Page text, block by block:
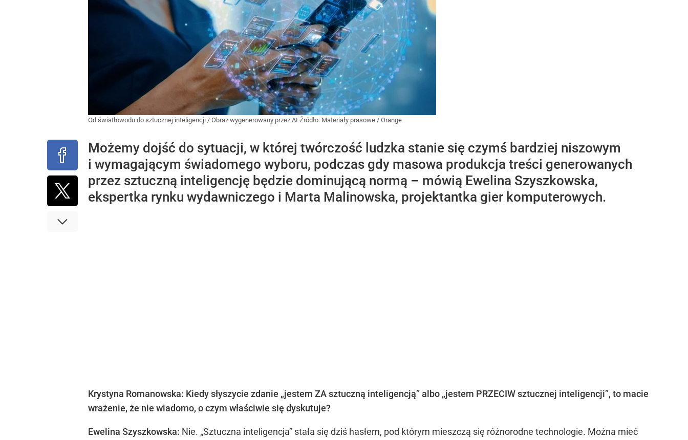
Od światłowodu do sztucznej inteligencji / Obraz wygenerowany przez AI Źródło: Materiały prasowe / Orange
Możemy dojść do sytuacji, w której twórczość ludzka stanie się czymś bardziej niszowym
i wymagającym świadomego wyboru, podczas gdy masowa produkcja treści generowanych
przez sztuczną inteligencję będzie dominującą normą – mówią Ewelina Szyszkowska,
ekspertka rynku wydawniczego i Marta Malinowska, projektantka gier komputerowych.
Krystyna Romanowska: Kiedy słyszycie zdanie „jestem ZA sztuczną inteligencją” albo „jestem PRZECIW sztucznej inteligencji”, to macie
wrażenie, że nie wiadomo, o czym właściwie się dyskutuje?
Ewelina Szyszkowska: Nie. „Sztuczna inteligencja” stała się dziś hasłem, pod którym mieszczą się różnorodne technologie. Można mieć